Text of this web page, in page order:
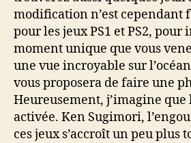
modification n’est cependant
pour les jeux PS1 et PS2,
moment unique que vous
une vue incroyable sur
vous proposera de faire une
Heureusement, j’imagine que
activée. Ken Sugimori,
ces jeux s’accroît un peu plus